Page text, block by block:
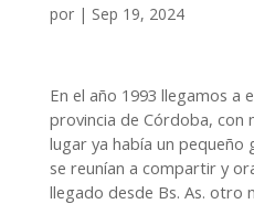
por | Sep 19, 2024
En el año 1993 llegamos a
provincia de Córdoba, con
lugar ya había un pequeño
se reunían a compartir y
llegado desde Bs. As. otro